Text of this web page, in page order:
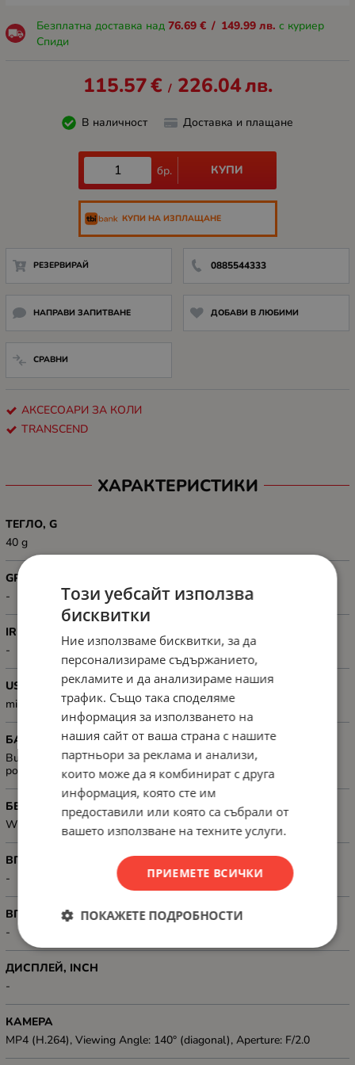
Безплатна доставка над 76.69 € / 149.99 лв. с куриер
Спиди
115.57€ / 226.04лв.
В наличност Доставка и плащане
бр. КУПИ
КУПИ НА ИЗПЛАЩАНЕ
РЕЗЕРВИРАЙ 0885544333
НАПРАВИ ЗАПИТВАНЕ ДОБАВИ В ЛЮБИМИ
СРАВНИ
АКСЕСОАРИ ЗА КОЛИ
TRANSCEND
ХАРАКТЕРИСТИКИ
ТЕГЛО, G
40 g
GPS
-
IR ОСВЕТЛЕНИЕ
-
USB ПОРТ
micro USB 2.0 to car lighter adapter
БАТЕРИЯ
Built-in battery prevents losing crucial images in the event of a
power outage
БЕЗЖИЧНА МРЕЖА
Wi-Fi 802.11n
ВГРАДЕН МИКРОФОН
-
ВГРАДЕНИ ГОВОРИТЕЛИ
-
ДИСПЛЕЙ, INCH
-
КАМЕРА
MP4 (H.264), Viewing Angle: 140° (diagonal), Aperture: F/2.0
Този уебсайт използва
бисквитки
Ние използваме бисквитки, за да
персонализираме съдържанието,
рекламите и да анализираме нашия
трафик. Също така споделяме
информация за използването на
нашия сайт от ваша страна с нашите
партньори за реклама и анализи,
които може да я комбинират с друга
информация, която сте им
предоставили или която са събрали от
вашето използване на техните услуги.
ПРИЕМЕТЕ ВСИЧКИ
ПОКАЖЕТЕ ПОДРОБНОСТИ